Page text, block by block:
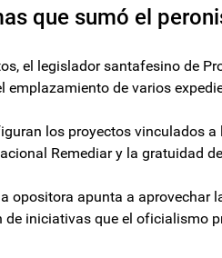
que sumó el
el legislador santafesino de
emplazamiento de varios
los proyectos vinculados
Remediar y la gratuidad
opositora apunta a aprovechar
de iniciativas que el oficialismo